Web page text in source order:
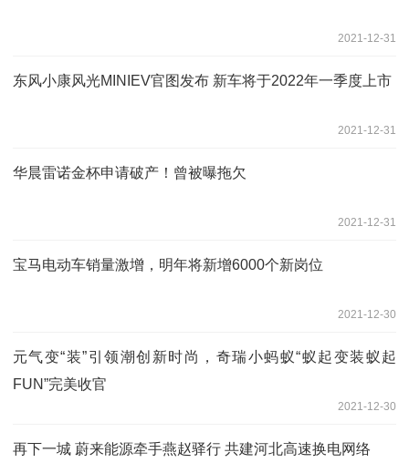
2021-12-31
东风小康风光MINIEV官图发布 新车将于2022年一季度上市
2021-12-31
华晨雷诺金杯申请破产！曾被曝拖欠
2021-12-31
宝马电动车销量激增，明年将新增6000个新岗位
2021-12-30
元气变“装”引领潮创新时尚，奇瑞小蚂蚁“蚁起变装蚁起
FUN”完美收官
2021-12-30
再下一城 蔚来能源牵手燕赵驿行 共建河北高速换电网络